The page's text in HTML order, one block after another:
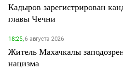
Кадыров зарегистрирован
главы Чечни
18:25,6 августа 2026
Житель Махачкалы
нацизма